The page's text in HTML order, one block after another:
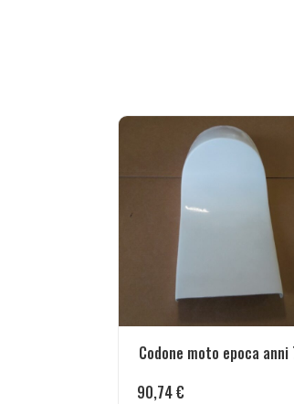
Codone moto epoca anni
90,74€